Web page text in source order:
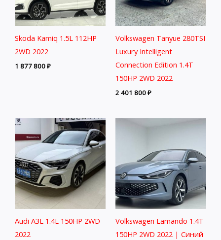
Skoda Kamiq 1.5L 112HP
2WD 2022
1 877 800₽
Volkswagen Tanyue 280TSI
Luxury Intelligent
Connection Edition 1.4T
150HP 2WD 2022
2 401 800₽
Audi A3L 1.4L 150HP 2WD
2022
Volkswagen Lamando 1.4T
150HP 2WD 2022 | Синий